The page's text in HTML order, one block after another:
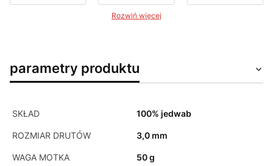
Rozwiń więcej
parametry produktu
SKŁAD 100% jedwab
ROZMIAR DRUTÓW 3,0 mm
WAGA MOTKA 50 g